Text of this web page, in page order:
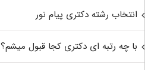
انتخاب رشته دکتری پیام نور
با چه رتبه ای دکتری کجا قبول میشم؟